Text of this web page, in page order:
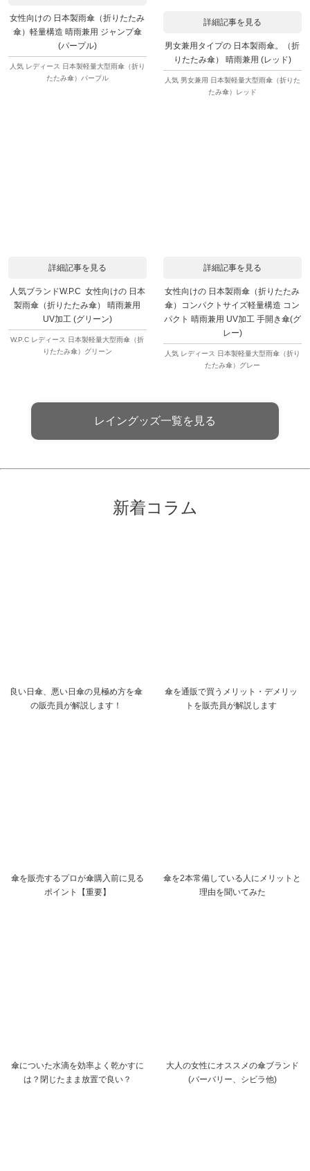
女性向けの 日本製雨傘（折りたたみ
傘）軽量構造 晴雨兼用 ジャンプ傘
(パープル)
人気 レディース 日本製軽量大型雨傘（折り
たたみ傘）パープル
詳細記事を見る
男女兼用タイプの 日本製雨傘。（折
りたたみ傘） 晴雨兼用 (レッド)
人気 男女兼用 日本製軽量大型雨傘（折りた
たみ傘）レッド
詳細記事を見る
人気ブランドW.P.C 女性向けの 日本
製雨傘（折りたたみ傘） 晴雨兼用
UV加工 (グリーン)
W.P.C レディース 日本製軽量大型雨傘（折
りたたみ傘）グリーン
詳細記事を見る
女性向けの 日本製雨傘（折りたたみ
傘）コンパクトサイズ軽量構造 コン
パクト 晴雨兼用 UV加工 手開き傘(グ
レー)
人気 レディース 日本製軽量大型雨傘（折り
たたみ傘）グレー
レイングッズ一覧を見る
新着コラム
良い日傘、悪い日傘の見極め方を傘
の販売員が解説します！
傘を通販で買うメリット・デメリッ
トを販売員が解説します
傘を販売するプロが傘購入前に見る
ポイント【重要】
傘を2本常備している人にメリットと
理由を聞いてみた
傘についた水滴を効率よく乾かすに
は？閉じたまま放置で良い？
大人の女性にオススメの傘ブランド
(バーバリー、シビラ他)